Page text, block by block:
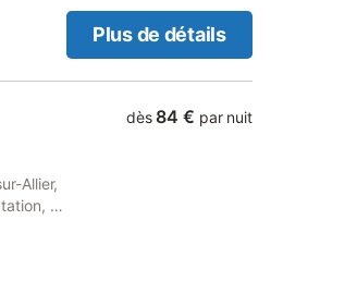
Plus de détails
Allier,
as
dès 84 € par nuit